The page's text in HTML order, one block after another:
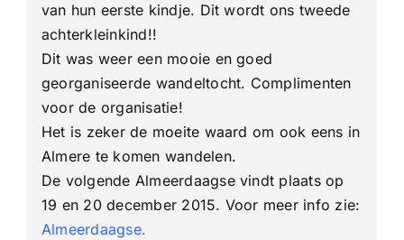
van hun eerste kindje. Dit wordt ons tweede
achterkleinkind!!
Dit was weer een mooie en goed
georganiseerde wandeltocht. Complimenten
voor de organisatie!
Het is zeker de moeite waard om ook eens in
Almere te komen wandelen.
De volgende Almeerdaagse vindt plaats op
19 en 20 december 2015. Voor meer info zie:
Almeerdaagse.